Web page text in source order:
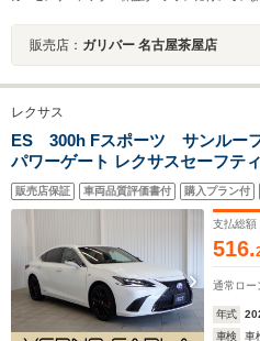
販売店： ガリバー 名古屋茶屋店
レクサス
ES 300h Fスポーツ サンルー
パワーゲート レクサスセーフテ
電動シート シートヒーター/クー
マートキー 純正AW 純正ナビ フ
販売店保証 車両品質評価書付 購入プラン付
支払総額
516.
通常ロー
年式
車検
車